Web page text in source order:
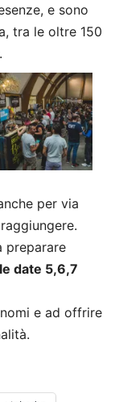
e sono
tra le oltre 150
per via
preparare
date 5,6,7
e ad offrire
.